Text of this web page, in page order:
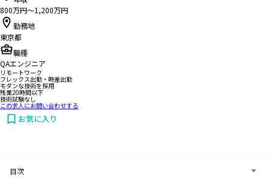
800万円〜1,200万円
勤務地
東京都
職種
QAエンジニア
リモートワーク
フレックス出勤・時差出勤
モダンな技術を採用
残業20時間以下
技術試験なし
この求人にお問い合わせする
お気に入り
目次